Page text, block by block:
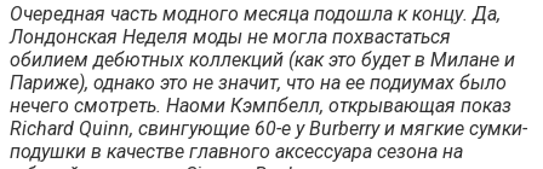
Очередная часть модного месяца подошла к концу. Да,
Лондонская Неделя моды не могла похвастаться
обилием дебютных коллекций (как это будет в Милане и
Париже), однако это не значит, что на ее подиумах было
нечего смотреть. Наоми Кэмпбелл, открывающая показ
Richard Quinn, свингующие 60-е у Burberry и мягкие сумки-
подушки в качестве главного аксессуара сезона на